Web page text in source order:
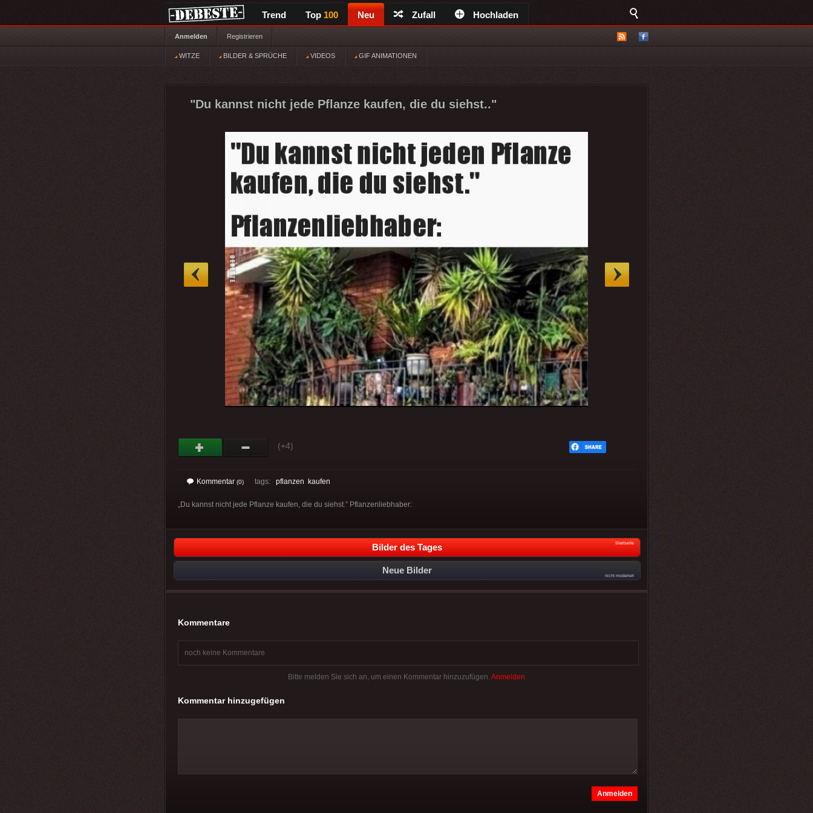
Trend Top 100 Neu Zufall Hochladen
Anmelden Registrieren
WITZE BILDER & SPRÜCHE VIDEOS GIF ANIMATIONEN
"Du kannst nicht jede Pflanze kaufen, die du siehst.."
(+4)
Kommentar (0) tags: pflanzen kaufen
„Du kannst nicht jede Pflanze kaufen, die du siehst.” Pflanzenliebhaber:
Bilder des Tages Startseite
Neue Bilder
nicht moderiert
Kommentare
noch keine Kommentare
Bitte melden Sie sich an, um einen Kommentar hinzuzufügen. Anmelden
Kommentar hinzugefügen